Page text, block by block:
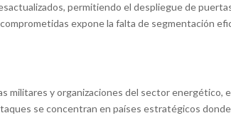
permitiendo el despliegue de
expone la falta de segmentación
militares y organizaciones del sector energético,
se concentran en países estratégicos